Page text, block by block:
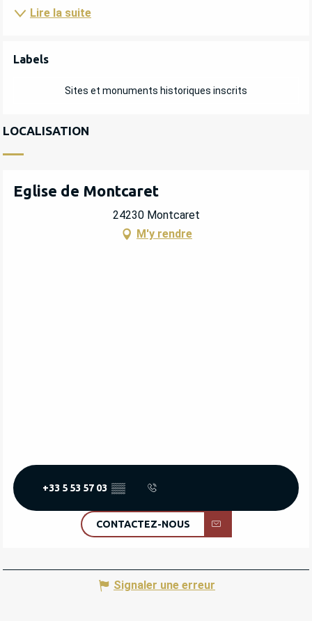
Lire la suite
OFFRES DE PRESTATIONS
Labels
Labels
Sites et monuments historiques inscrits
LOCALISATION
Eglise de Montcaret
24230 Montcaret
M'y rendre
+33 5 53 57 03 ▒▒
CONTACTEZ-NOUS
Signaler une erreur